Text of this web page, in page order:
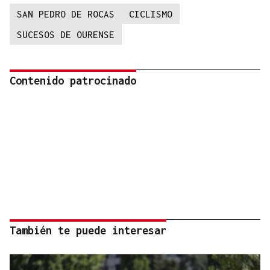
SAN PEDRO DE ROCAS
CICLISMO
SUCESOS DE OURENSE
Contenido patrocinado
También te puede interesar